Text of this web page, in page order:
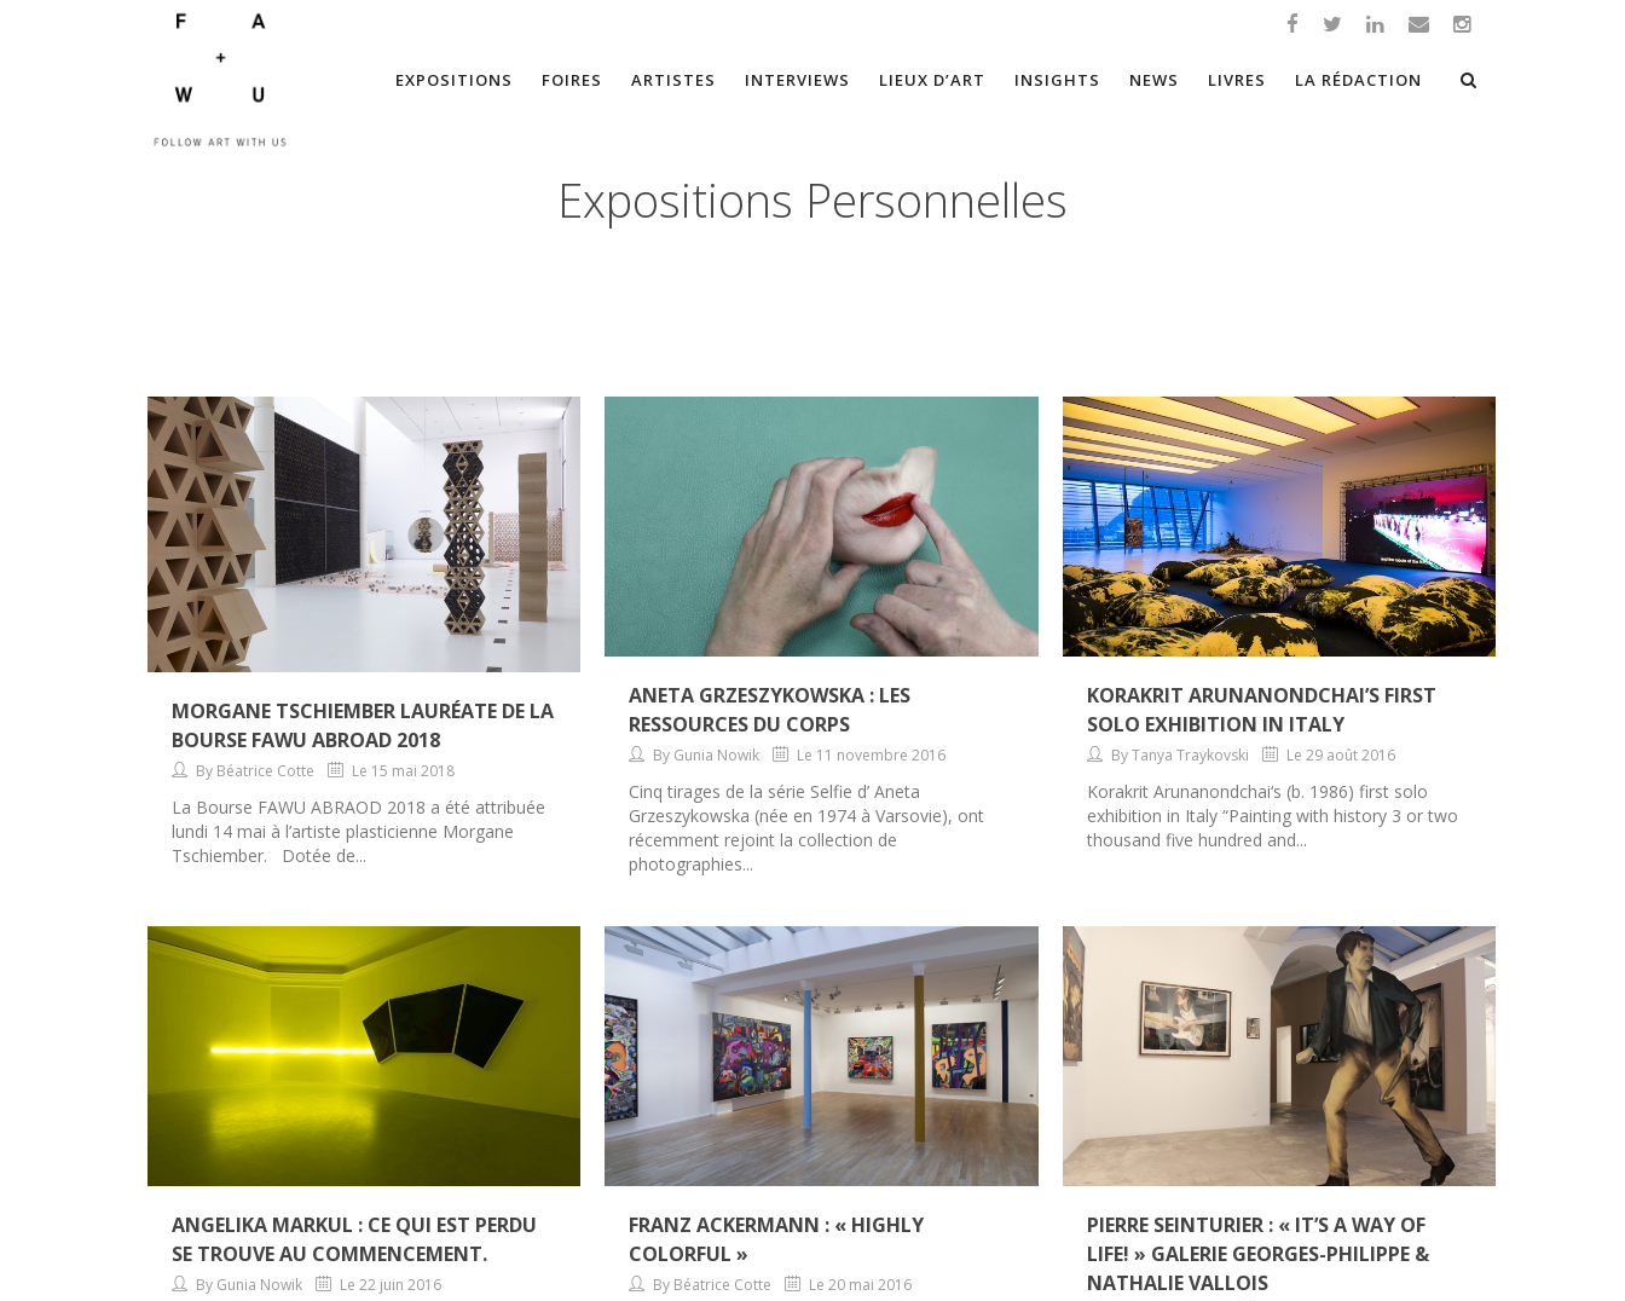
EXPOSITIONS FOIRES ARTISTES INTERVIEWS LIEUX D’ART INSIGHTS NEWS LIVRES LA RÉDACTION
Expositions Personnelles
MORGANE TSCHIEMBER LAURÉATE DE LA
BOURSE FAWU ABROAD 2018
By Béatrice Cotte Le 15 mai 2018
La Bourse FAWU ABRAOD 2018 a été attribuée
lundi 14 mai à l’artiste plasticienne Morgane
Tschiember. Dotée de...
ANETA GRZESZYKOWSKA : LES
RESSOURCES DU CORPS
By Gunia Nowik Le 11 novembre 2016
Cinq tirages de la série Selfie d’ Aneta
Grzeszykowska (née en 1974 à Varsovie), ont
récemment rejoint la collection de
photographies...
KORAKRIT ARUNANONDCHAI’S FIRST
SOLO EXHIBITION IN ITALY
By Tanya Traykovski Le 29 août 2016
Korakrit Arunanondchai‘s (b. 1986) first solo
exhibition in Italy “Painting with history 3 or two
thousand five hundred and...
ANGELIKA MARKUL : CE QUI EST PERDU
SE TROUVE AU COMMENCEMENT.
By Gunia Nowik Le 22 juin 2016
FRANZ ACKERMANN : « HIGHLY
COLORFUL »
By Béatrice Cotte Le 20 mai 2016
PIERRE SEINTURIER : « IT’S A WAY OF
LIFE! » GALERIE GEORGES-PHILIPPE &
NATHALIE VALLOIS